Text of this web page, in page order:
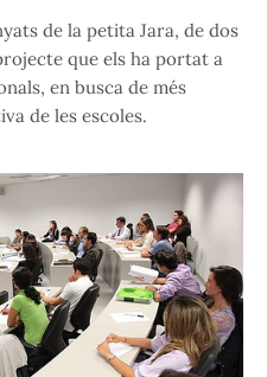
de la petita Jara, de dos
que els ha portat a
en busca de més
de les escoles.